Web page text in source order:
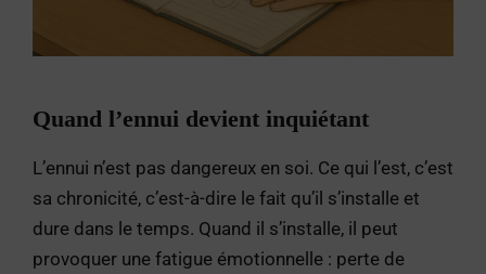
Quand l’ennui devient inquiétant
L’ennui n’est pas dangereux en soi. Ce qui l’est, c’est
sa chronicité, c’est-à-dire le fait qu’il s’installe et
dure dans le temps. Quand il s’installe, il peut
provoquer une fatigue émotionnelle : perte de